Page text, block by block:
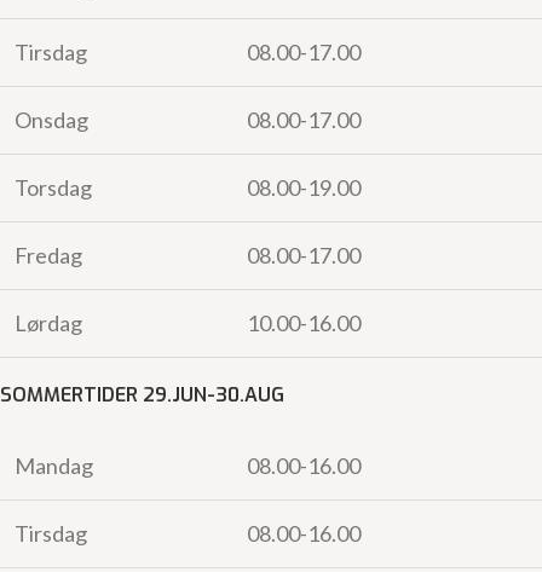
Tirsdag 08.00-17.00
Onsdag 08.00-17.00
Torsdag 08.00-19.00
Fredag 08.00-17.00
Lørdag 10.00-16.00
SOMMERTIDER 29.JUN-30.AUG
Mandag 08.00-16.00
Tirsdag 08.00-16.00